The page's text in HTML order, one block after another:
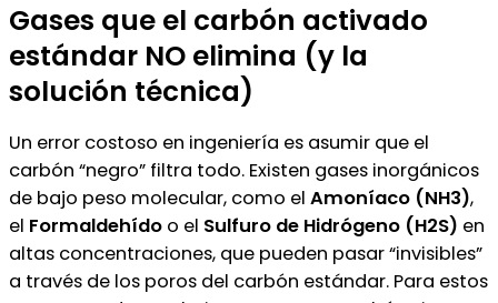
Gases que el carbón activado
estándar NO elimina (y la
solución técnica)
Un error costoso en ingeniería es asumir que el
carbón “negro” filtra todo. Existen gases inorgánicos
de bajo peso molecular, como el Amoníaco (NH3),
el Formaldehído o el Sulfuro de Hidrógeno (H2S) en
altas concentraciones, que pueden pasar “invisibles”
a través de los poros del carbón estándar. Para estos